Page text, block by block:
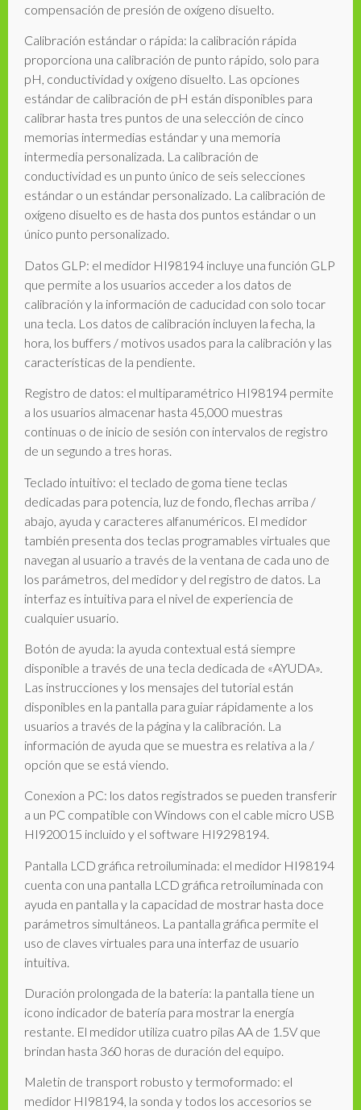
compensación de presión de oxígeno disuelto.
Calibración estándar o rápida: la calibración rápida
proporciona una calibración de punto rápido, solo para
pH, conductividad y oxígeno disuelto. Las opciones
estándar de calibración de pH están disponibles para
calibrar hasta tres puntos de una selección de cinco
memorias intermedias estándar y una memoria
intermedia personalizada. La calibración de
conductividad es un punto único de seis selecciones
estándar o un estándar personalizado. La calibración de
oxígeno disuelto es de hasta dos puntos estándar o un
único punto personalizado.
Datos GLP: el medidor HI98194 incluye una función GLP
que permite a los usuarios acceder a los datos de
calibración y la información de caducidad con solo tocar
una tecla. Los datos de calibración incluyen la fecha, la
hora, los buffers / motivos usados para la calibración y las
características de la pendiente.
Registro de datos: el multiparamétrico HI98194 permite
a los usuarios almacenar hasta 45,000 muestras
continuas o de inicio de sesión con intervalos de registro
de un segundo a tres horas.
Teclado intuitivo: el teclado de goma tiene teclas
dedicadas para potencia, luz de fondo, flechas arriba /
abajo, ayuda y caracteres alfanuméricos. El medidor
también presenta dos teclas programables virtuales que
navegan al usuario a través de la ventana de cada uno de
los parámetros, del medidor y del registro de datos. La
interfaz es intuitiva para el nivel de experiencia de
cualquier usuario.
Botón de ayuda: la ayuda contextual está siempre
disponible a través de una tecla dedicada de «AYUDA».
Las instrucciones y los mensajes del tutorial están
disponibles en la pantalla para guiar rápidamente a los
usuarios a través de la página y la calibración. La
información de ayuda que se muestra es relativa a la /
opción que se está viendo.
Conexion a PC: los datos registrados se pueden transferir
a un PC compatible con Windows con el cable micro USB
HI920015 incluido y el software HI9298194.
Pantalla LCD gráfica retroiluminada: el medidor HI98194
cuenta con una pantalla LCD gráfica retroiluminada con
ayuda en pantalla y la capacidad de mostrar hasta doce
parámetros simultáneos. La pantalla gráfica permite el
uso de claves virtuales para una interfaz de usuario
intuitiva.
Duración prolongada de la batería: la pantalla tiene un
icono indicador de batería para mostrar la energía
restante. El medidor utiliza cuatro pilas AA de 1.5V que
brindan hasta 360 horas de duración del equipo.
Maletin de transport robusto y termoformado: el
medidor HI98194, la sonda y todos los accesorios se